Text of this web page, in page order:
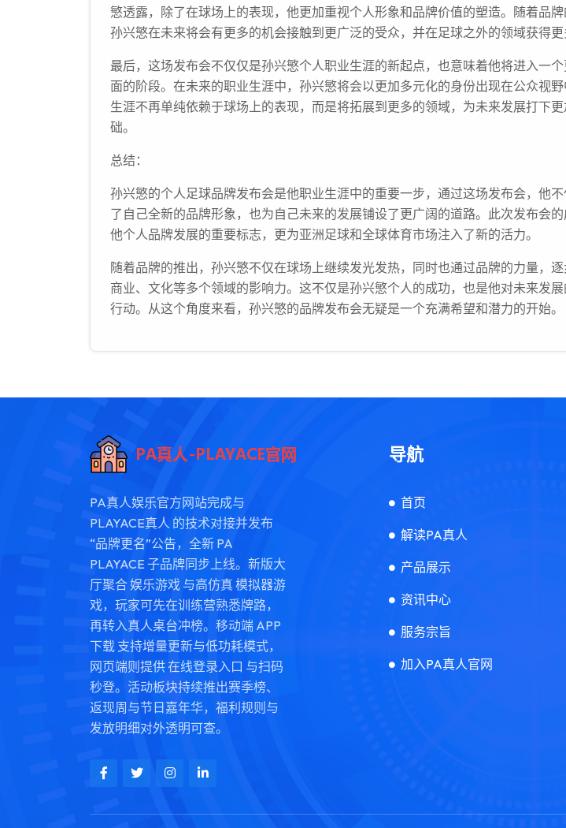
慜透露，除了在球场上的表现，他更加重视个人形象和品牌价值的塑造。随着品牌
孙兴慜在未来将会有更多的机会接触到更广泛的受众，并在足球之外的领域获得更
最后，这场发布会不仅仅是孙兴慜个人职业生涯的新起点，也意味着他将进入一
面的阶段。在未来的职业生涯中，孙兴慜将会以更加多元化的身份出现在公众视
生涯不再单纯依赖于球场上的表现，而是将拓展到更多的领域，为未来发展打下
础。
总结：
孙兴慜的个人足球品牌发布会是他职业生涯中的重要一步，通过这场发布会，他
了自己全新的品牌形象，也为自己未来的发展铺设了更广阔的道路。此次发布会
他个人品牌发展的重要标志，更为亚洲足球和全球体育市场注入了新的活力。
随着品牌的推出，孙兴慜不仅在球场上继续发光发热，同时也通过品牌的力量，
商业、文化等多个领域的影响力。这不仅是孙兴慜个人的成功，也是他对未来发
行动。从这个角度来看，孙兴慜的品牌发布会无疑是一个充满希望和潜力的开始。
PA真人娱乐官方网站完成与
PLAYACE真人 的技术对接并发布
“品牌更名”公告，全新 PA
PLAYACE 子品牌同步上线。新版大
厅聚合 娱乐游戏 与高仿真 模拟器游
戏，玩家可先在训练营熟悉牌路，
再转入真人桌台冲榜。移动端 APP
下载 支持增量更新与低功耗模式，
网页端则提供 在线登录入口 与扫码
秒登。活动板块持续推出赛季榜、
返现周与节日嘉年华，福利规则与
发放明细对外透明可查。
导航
首页
解读PA真人
产品展示
资讯中心
服务宗旨
加入PA真人官网